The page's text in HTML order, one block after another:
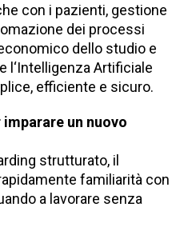
con i pazienti, gestione
dei processi
dello studio e
l‘Intelligenza Artificiale
efficiente e sicuro.
un nuovo
strutturato, il
familiarità con
a lavorare senza